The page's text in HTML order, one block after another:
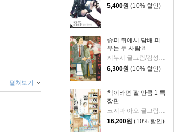
5,400원 (10% 할인)
슈퍼 뒤에서 담배 피
우는 두 사람 8
지누시 글그림/김성래 역
6,300원 (10% 할인)
책이라면 팔 만큼 1 특
장판
코지마 아오 글그림/장혜영 역
16,200원 (10% 할인)
펼쳐보기